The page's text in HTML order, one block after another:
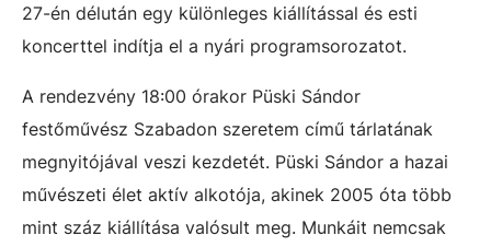
27-én délután egy különleges kiállítással és esti
koncerttel indítja el a nyári programsorozatot.
A rendezvény 18:00 órakor Püski Sándor
festőművész Szabadon szeretem című tárlatának
megnyitójával veszi kezdetét. Püski Sándor a hazai
művészeti élet aktív alkotója, akinek 2005 óta több
mint száz kiállítása valósult meg. Munkáit nemcsak